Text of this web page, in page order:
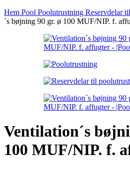
Hem Pool Poolutrustning Reservdelar
´s bøjning 90 gr. ø 100 MUF/NIP. f.
Ventilation´s
100 MUF/NIP. f.